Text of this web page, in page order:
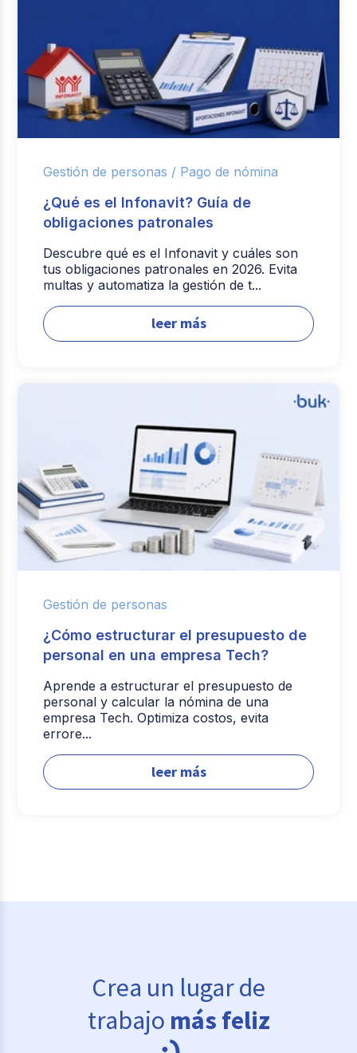
Gestión de personas / Pago de nómina
¿Qué es el Infonavit? Guía de
obligaciones patronales
Descubre qué es el Infonavit y cuáles son
tus obligaciones patronales en 2026. Evita
multas y automatiza la gestión de t...
leer más
Gestión de personas
¿Cómo estructurar el presupuesto de
personal en una empresa Tech?
Aprende a estructurar el presupuesto de
personal y calcular la nómina de una
empresa Tech. Optimiza costos, evita
errore...
leer más
Crea un lugar de
trabajo más feliz